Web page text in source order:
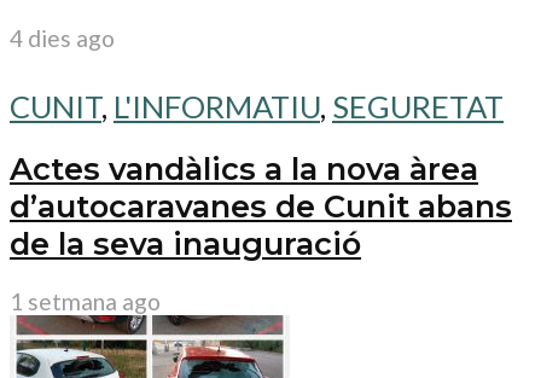
4 dies ago
CUNIT, L'INFORMATIU, SEGURETAT
Actes vandàlics a la nova àrea
d’autocaravanes de Cunit abans
de la seva inauguració
1 setmana ago